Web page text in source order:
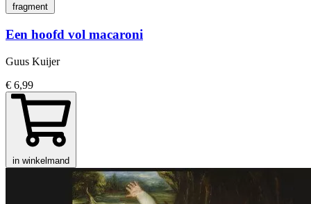
fragment
Een hoofd vol macaroni
Guus Kuijer
€ 6,99
in winkelmand